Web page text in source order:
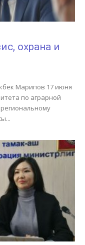
охрана и
Марипов 17 июня
по аграрной